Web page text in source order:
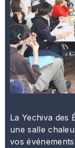
La Yechiva des
une salle
vos